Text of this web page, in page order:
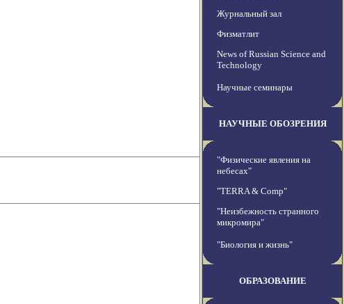
Журнальный зал
Физматлит
News of Russian Science and
Technology
Научные семинары
НАУЧНЫЕ ОБОЗРЕНИЯ
"Физические явления на
небесах"
"TERRA & Comp"
"Неизбежность странного
микромира"
"Биология и жизнь"
ОБРАЗОВАНИЕ